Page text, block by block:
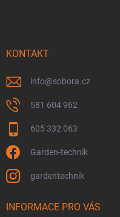
KONTAKT
info@sobora.cz
581 604 962
605 332 063
Garden-technik
gardentechnik
INFORMACE PRO VÁS